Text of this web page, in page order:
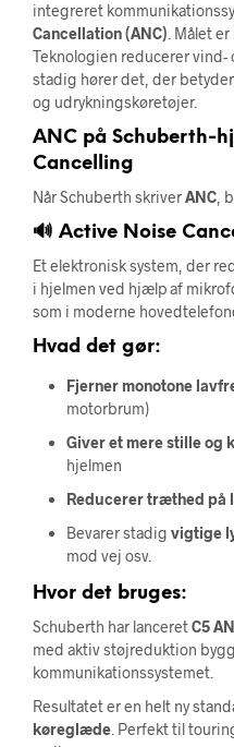
integreret
Cancellation (ANC). Målet
Teknologien reducerer
stadig hører det, der
og udrykningskøretøjer.
ANC på Schuberth-
Cancelling
Når Schuberth skriverANC,
🔊 Active Noise
Et elektronisk system, der
i hjelmen ved hjælp af
som i moderne
Hvad det gør:
Fjerner monotone
motorbrum)
Giver et mere stille og
hjelmen
Reducerer træthed på
Bevarer stadig vigtige
mod vej osv.
Hvor det bruges:
Schuberth har lanceretC5
med aktiv støjreduktion
kommunikationssystemet.
Resultatet er en helt ny
køreglæde . Perfekt til